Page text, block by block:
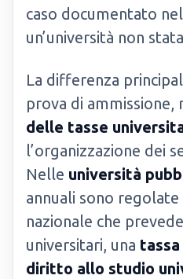
caso documentato
un’università non
La differenza
prova di ammissione,
delle tasse
l’organizzazione dei
Nelle università
annuali sono regolate
nazionale che
universitari, una
diritto allo studio